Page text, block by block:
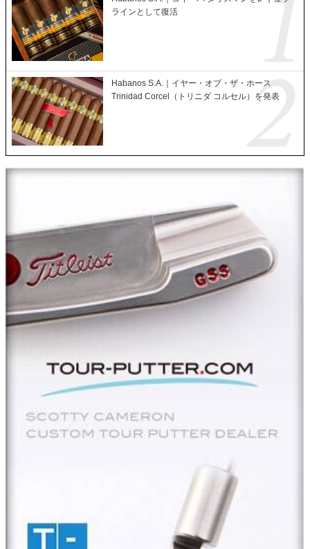
ラインとして復活
Habanos S.A.｜イヤー・オブ・ザ・ホース
Trinidad Corcel（トリニダ コルセル）を発表